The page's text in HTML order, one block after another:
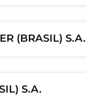
(BRASIL) S.A.
S.A.